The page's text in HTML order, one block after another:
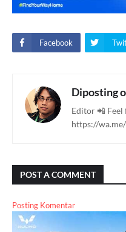
Facebook
Diposting
Editor 📲
https://
POST A COMMENT
Posting Komentar